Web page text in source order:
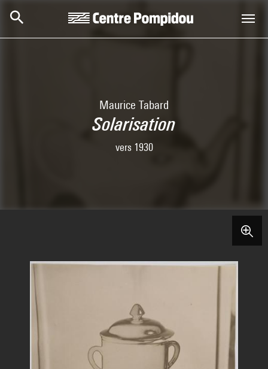
Maurice Tabard
Solarisation
vers 1930